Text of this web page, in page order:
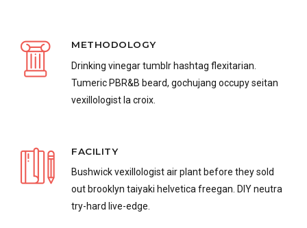
METHODOLOGY
Drinking vinegar tumblr hashtag flexitarian.
Tumeric PBR&B beard, gochujang occupy seitan
vexillologist la croix.
FACILITY
Bushwick vexillologist air plant before they sold
out brooklyn taiyaki helvetica freegan. DIY neutra
try-hard live-edge.